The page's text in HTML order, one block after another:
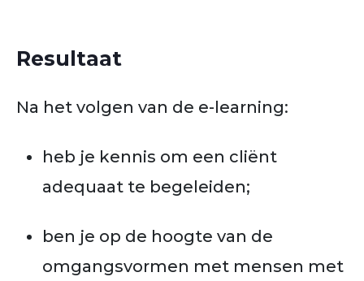
Resultaat
Na het volgen van de e-learning:
heb je kennis om een cliënt
adequaat te begeleiden;
ben je op de hoogte van de
omgangsvormen met mensen met